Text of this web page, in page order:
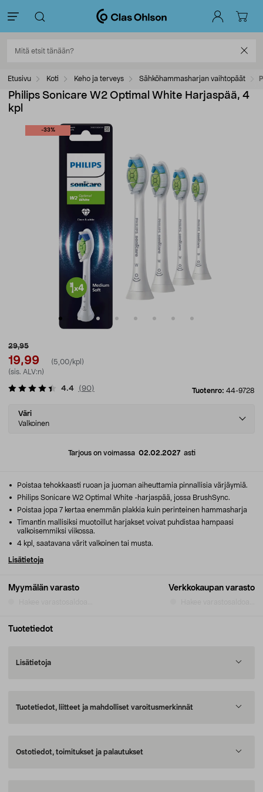
Etusivu Koti Keho ja terveys Sähköhammasharjan vaihtopäät
Philips Sonicare W2 Optimal White Harjaspää, 4
kpl
-33%
29,95
19,99
(5,00/kpl)
(sis. ALV:n)
Tuotenro: 44-9728
4.4 (90)
Select
variant
Väri
Valkoinen
Tarjous on voimassa 02.02.2027asti
Myymälän varasto Verkkokaupan varasto
Poistaa tehokkaasti ruoan ja juoman aiheuttamia pinnallisia värjäymiä.
Philips Sonicare W2 Optimal White -harjaspää, jossa BrushSync.
Poistaa jopa 7 kertaa enemmän plakkia kuin perinteinen hammasharja
Timantin mallisiksi muotoillut harjakset voivat puhdistaa hampaasi
valkoisemmiksi viikossa.
4 kpl, saatavana värit valkoinen tai musta.
Lisätietoja
Tuotetiedot
Lisätietoja
Tuotetiedot, liitteet ja mahdolliset varoitusmerkinnät
Ostotiedot, toimitukset ja palautukset